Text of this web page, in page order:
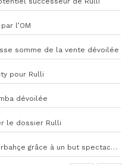
l’OM
somme de la vente dévoilée
pour Rulli
dévoilée
le dossier Rulli
Greenwood frappe fort avec Fenerbahçe grâce à un but spectaculaire